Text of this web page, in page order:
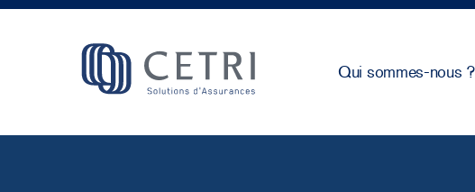
Qui sommes-nous ?